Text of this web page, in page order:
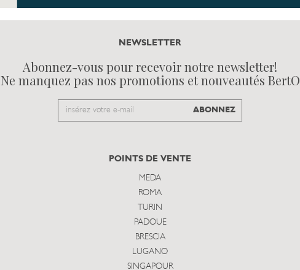
NEWSLETTER
Abonnez-vous pour recevoir notre newsletter!
Ne manquez pas nos promotions et nouveautés BertO
Email
ABONNEZ
POINTS DE VENTE
MEDA
ROMA
TURIN
PADOUE
BRESCIA
LUGANO
SINGAPOUR